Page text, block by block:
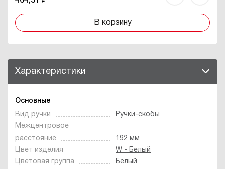
В корзину
Характеристики
Основные
Вид ручки
Ручки-скобы
Межцентровое
расстояние
192 мм
Цвет изделия
W - Белый
Цветовая группа
Белый